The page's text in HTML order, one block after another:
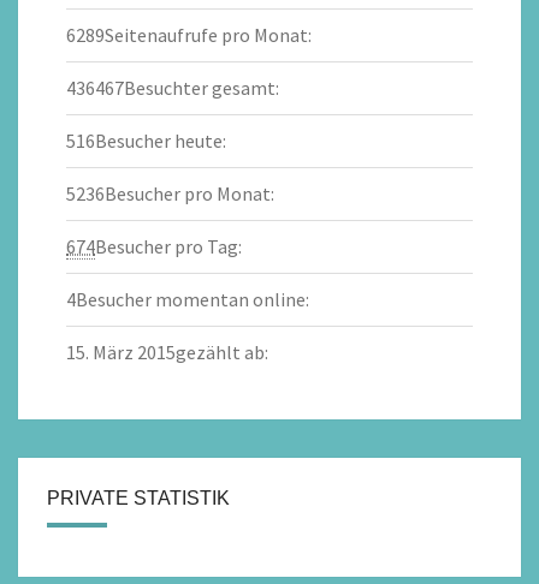
6289Seitenaufrufe pro Monat:
436467Besuchter gesamt:
516Besucher heute:
5236Besucher pro Monat:
674Besucher pro Tag:
4Besucher momentan online:
15. März 2015gezählt ab:
PRIVATE STATISTIK